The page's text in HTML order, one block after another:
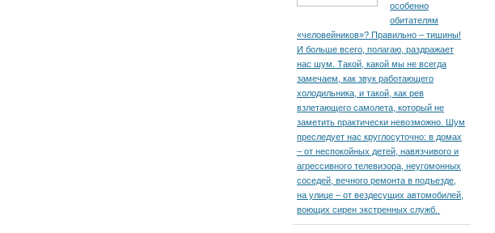
особенно
обитателям
«человейников»? Правильно – тишины!
И больше всего, полагаю, раздражает
нас шум. Такой, какой мы не всегда
замечаем, как звук работающего
холодильника, и такой, как рев
взлетающего самолета, который не
заметить практически невозможно. Шум
преследует нас круглосуточно: в домах
– от неспокойных детей, навязчивого и
агрессивного телевизора, неугомонных
соседей, вечного ремонта в подъезде,
на улице – от вездесущих автомобилей,
воющих сирен экстренных служб.